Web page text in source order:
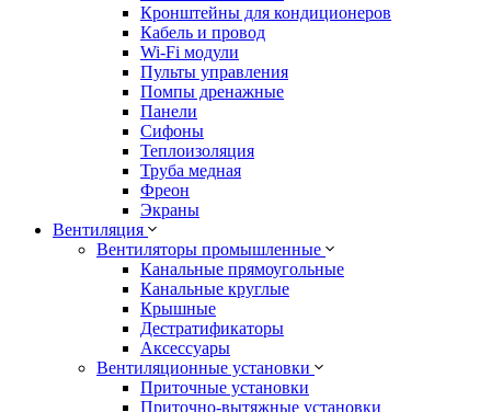
Кронштейны для кондиционеров
Кабель и провод
Wi-Fi модули
Пульты управления
Помпы дренажные
Панели
Сифоны
Теплоизоляция
Труба медная
Фреон
Экраны
Вентиляция
Вентиляторы промышленные
Канальные прямоугольные
Канальные круглые
Крышные
Дестратификаторы
Аксессуары
Вентиляционные установки
Приточные установки
Приточно-вытяжные установки